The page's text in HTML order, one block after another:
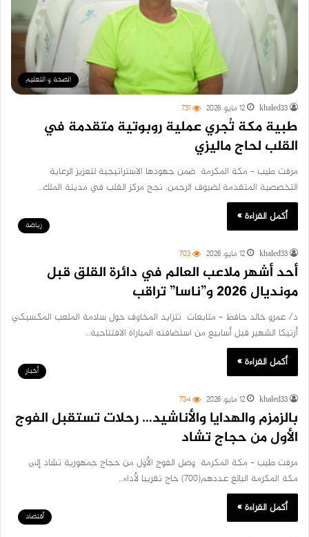
الصحة و التعليم
khaled33 12 مايو، 2026 731
طبية مكة تُجري عملية روبوتية متقدمة في
القلب لحاج ماليزي
مرفت طيب – مكة المكرمة ضمن جهودها الاستراتيجية لتعزيز الرعاية
التخصصية المتقدمة لضيوف الرحمن، نجح مركز القلب في مدينة الملك…
أكمل القراءة »
رياضة
khaled33 12 مايو، 2026 703
أحد أشهر ملاعب العالم في دائرة القلق قبل
مونديال 2026 و”ناسا” تراقب
د/ عمرو خالد حافظ – متابعات تتزايد المخاوف حول سلامة الملعب المكسيكي
أزتيكا الشهير قبل أسابيع من استضافته المباراة الافتتاحية…
أكمل القراءة »
أخبار
khaled33 12 مايو، 2026 734
بالزمزم والهدايا والأناشيد… رحلات تستقبل الفوج
الأول من حجاج تشاد
مرفت طيب – مكة المكرمة وصل الفوج الأول من حجاج جمهورية تشاد إلى
مكة المكرمة البالغ عددهم(700) حاج تقريبا لأداء…
أكمل القراءة »
أقتصاد